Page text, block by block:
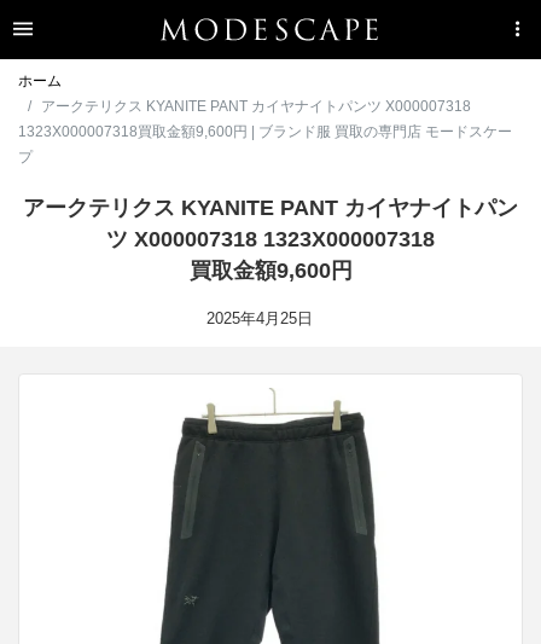
ホーム
アークテリクス KYANITE PANT カイヤナイトパンツ X000007318
1323X000007318買取金額9,600円 | ブランド服 買取の専門店 モードスケー
プ
アークテリクス KYANITE PANT カイヤナイトパン
ツ X000007318 1323X000007318
買取金額9,600円
2025年4月25日